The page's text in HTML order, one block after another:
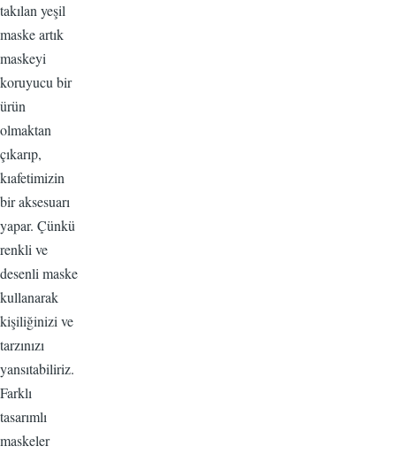
takılan yeşil
maske artık
maskeyi
koruyucu bir
ürün
olmaktan
çıkarıp,
kıafetimizin
bir aksesuarı
yapar. Çünkü
renkli ve
desenli maske
kullanarak
kişiliğinizi ve
tarzınızı
yansıtabiliriz.
Farklı
tasarımlı
maskeler